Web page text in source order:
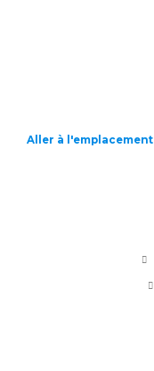
Aller à l'emplacement